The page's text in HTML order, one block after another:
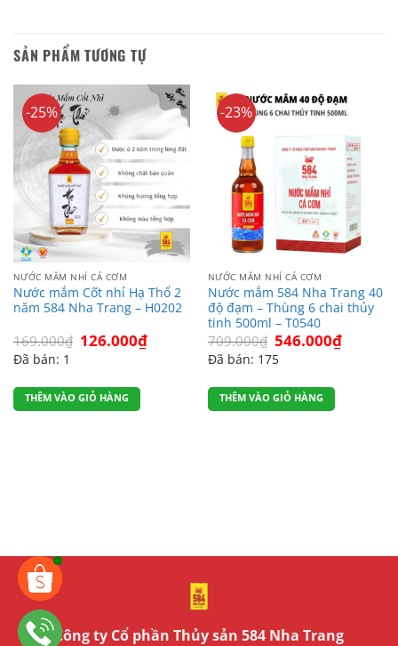
SẢN PHẨM TƯƠNG TỰ
-25%
NƯỚC MẮM NHỈ CÁ CƠM
Nước mắm Cốt nhỉ Hạ Thổ 2
năm 584 Nha Trang – H0202
169.000₫ Giá
gốc
126.000₫Giá
hiện
Đã bán: 1
THÊM VÀO GIỎ HÀNG
-23%
NƯỚC MẮM NHỈ CÁ CƠM
Nước mắm 584 Nha Trang 40
độ đạm – Thùng 6 chai thủy
tinh 500ml – T0540
709.000₫ Giá
gốc
là:
546.000₫Giá
hiện
Đã bán: 175
THÊM VÀO GIỎ HÀNG
Công ty Cổ phần Thủy sản 584 Nha Trang